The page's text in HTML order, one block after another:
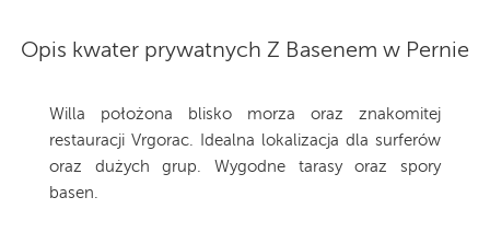
Opis kwater prywatnych Z Basenem w Pernie
Willa położona blisko morza oraz znakomitej
restauracji Vrgorac. Idealna lokalizacja dla surferów
oraz dużych grup. Wygodne tarasy oraz spory
basen.